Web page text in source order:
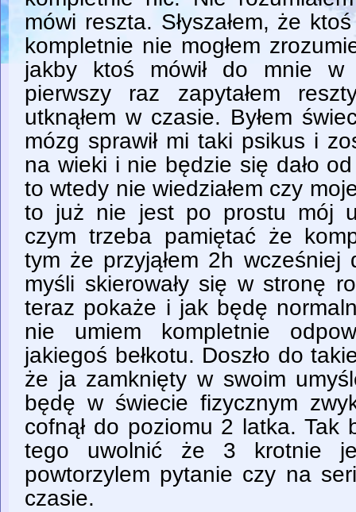
mówi reszta. Słyszałem, że
kompletnie nie mogłem
jakby ktoś mówił do mnie w
pierwszy raz zapytałem
utknąłem w czasie. Byłem
mózg sprawił mi taki psikus i
na wieki i nie będzie się dało
to wtedy nie wiedziałem czy
to już nie jest po prostu mój
czym trzeba pamiętać że
tym że przyjąłem 2h
myśli skierowały się w stronę
teraz pokaże i jak będę
nie umiem kompletnie
jakiegoś bełkotu. Doszło do
że ja zamknięty w swoim
będę w świecie fizycznym
cofnął do poziomu 2 latka. Tak
tego uwolnić że 3 krotnie
powtorzylem pytanie czy na
czasie.